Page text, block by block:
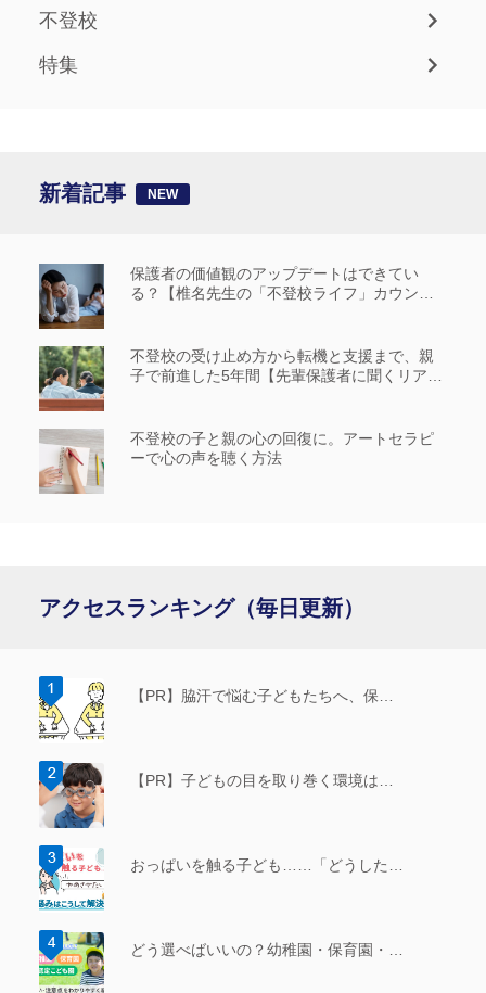
不登校
特集
新着記事
保護者の価値観のアップデートはできてい
る？【椎名先生の「不登校ライフ」カウンセ
不登校の受け止め方から転機と支援まで、親
子で前進した5年間【先輩保護者に聞くリアル
不登校の子と親の心の回復に。アートセラピ
ーで心の声を聴く方法
アクセスランキング（毎日更新）
【PR】脇汗で悩む子どもたちへ、保…
【PR】子どもの目を取り巻く環境は…
おっぱいを触る子ども……「どうした…
どう選べばいいの？幼稚園・保育園・…